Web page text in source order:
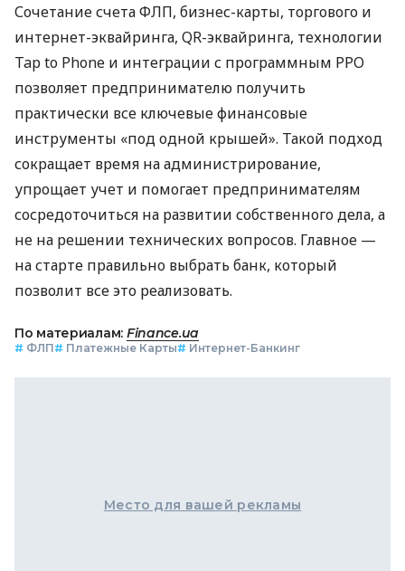
Сочетание счета ФЛП, бизнес-карты, торгового и
интернет-эквайринга, QR-эквайринга, технологии
Tap to Phone и интеграции с программным РРО
позволяет предпринимателю получить
практически все ключевые финансовые
инструменты «под одной крышей». Такой подход
сокращает время на администрирование,
упрощает учет и помогает предпринимателям
сосредоточиться на развитии собственного дела, а
не на решении технических вопросов. Главное —
на старте правильно выбрать банк, который
позволит все это реализовать.
По материалам: Finance.ua
# ФЛП# Платежные Карты# Интернет-Банкинг
Место для вашей рекламы